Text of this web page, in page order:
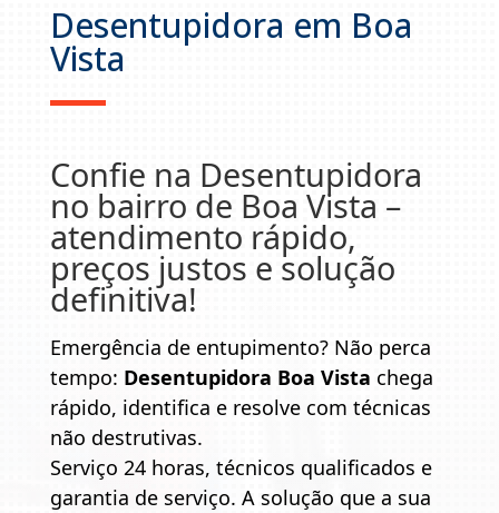
Desentupidora em Boa
Vista
Confie na Desentupidora
no bairro de Boa Vista –
atendimento rápido,
preços justos e solução
definitiva!
Emergência de entupimento? Não perca
tempo: Desentupidora Boa Vista chega
rápido, identifica e resolve com técnicas
não destrutivas.
Serviço 24 horas, técnicos qualificados e
garantia de serviço. A solução que a sua